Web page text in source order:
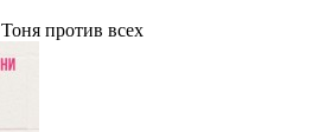
Тоня против всех